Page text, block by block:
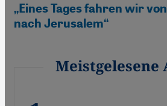
„Eines Tages fahren wir
nach Jerusalem“